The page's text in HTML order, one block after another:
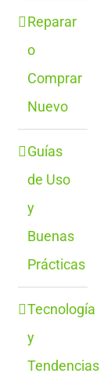
Reparar
o
Comprar
Nuevo
Guías
de Uso
y
Buenas
Prácticas
Tecnología
y
Tendencias